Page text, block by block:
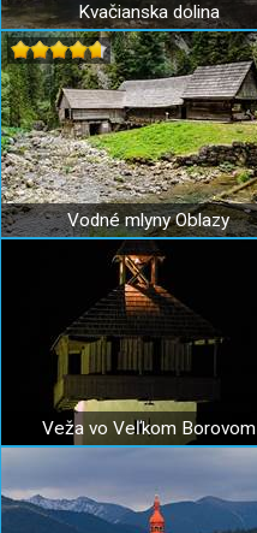
Kvačianska dolina
Vodné mlyny Oblazy
Veža vo Veľkom Borovom